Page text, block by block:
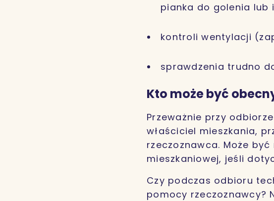
pianka do golenia lub
kontroli wentylacji
sprawdzenia trudno
Kto może być
Przeważnie przy
właściciel mieszkania,
rzeczoznawca. Może
mieszkaniowej, jeśli
Czy podczas odbioru
pomocy rzeczoznawcy?